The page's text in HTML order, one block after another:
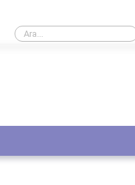
kargo'yu nasıl bulabilirim?